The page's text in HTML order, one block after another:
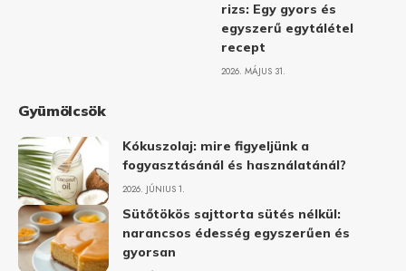
rizs: Egy gyors és
egyszerű egytálétel
recept
2026. MÁJUS 31.
Gyümölcsök
Kókuszolaj: mire figyeljünk a
fogyasztásánál és használatánál?
2026. JÚNIUS 1.
Sütőtökös sajttorta sütés nélkül:
narancsos édesség egyszerűen és
gyorsan